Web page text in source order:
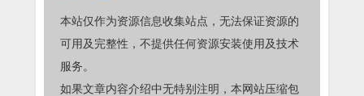
本站仅作为资源信息收集站点，无法保证资源的
可用及完整性，不提供任何资源安装使用及技术
服务。
如果文章内容介绍中无特别注明，本网站压缩包